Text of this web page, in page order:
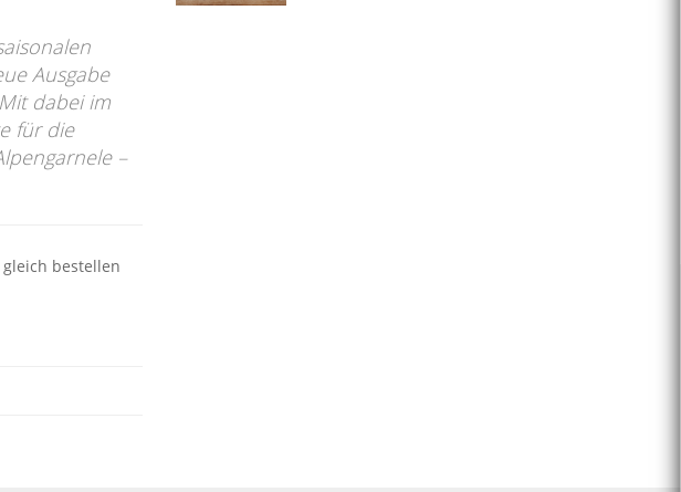
Ausgabe
dabei im
für die
–
bestellen